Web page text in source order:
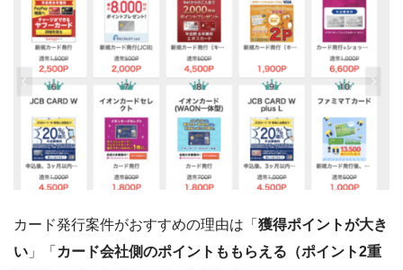
カード発行案件がおすすめの理由は「 獲得ポイントが大き
い 」「 カード会社側のポイントももらえる（ポイント2重